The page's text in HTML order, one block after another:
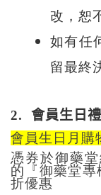
改，恕
如有任
留最終
2.
會員生日
會員生日月購
憑券於御藥
的『御藥堂
折優惠